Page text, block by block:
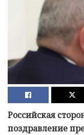
Российская
поздравление